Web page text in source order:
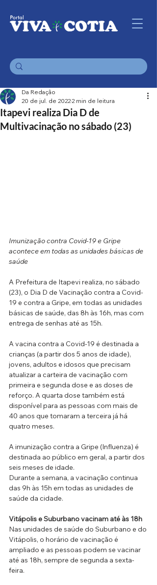
Itapevi realiza Dia D de
Multivacinação no sábado (23)
Da Redação
20 de jul. de 20222 min de leitura
Imunização contra Covid-19 e Gripe
acontece em todas as unidades básicas de
saúde
A Prefeitura de Itapevi realiza, no sábado
(23), o Dia D de Vacinação contra a Covid-
19 e contra a Gripe, em todas as unidades
básicas de saúde, das 8h às 16h, mas com
entrega de senhas até as 15h.
A vacina contra a Covid-19 é destinada a
crianças (a partir dos 5 anos de idade),
jovens, adultos e idosos que precisam
atualizar a carteira de vacinação com
primeira e segunda dose e as doses de
reforço. A quarta dose também está
disponível para as pessoas com mais de
40 anos que tomaram a terceira já há
quatro meses.
A imunização contra a Gripe (Influenza) é
destinada ao público em geral, a partir dos
seis meses de idade.
Durante a semana, a vacinação continua
das 9h às 15h em todas as unidades de
saúde da cidade.
Vitápolis e Suburbano vacinam até às 18h
Nas unidades de saúde do Suburbano e do
Vitápolis, o horário de vacinação é
ampliado e as pessoas podem se vacinar
até as 18h, sempre de segunda a sexta-
feira.